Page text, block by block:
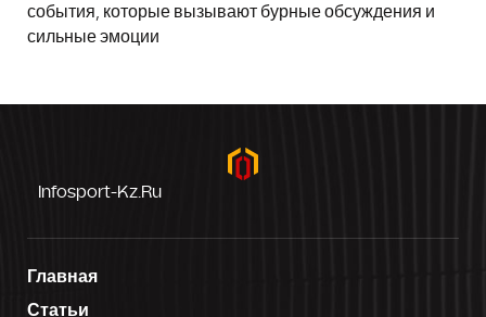
события, которые вызывают бурные обсуждения и
сильные эмоции
Infosport-Kz.ru
Главная
Статьи